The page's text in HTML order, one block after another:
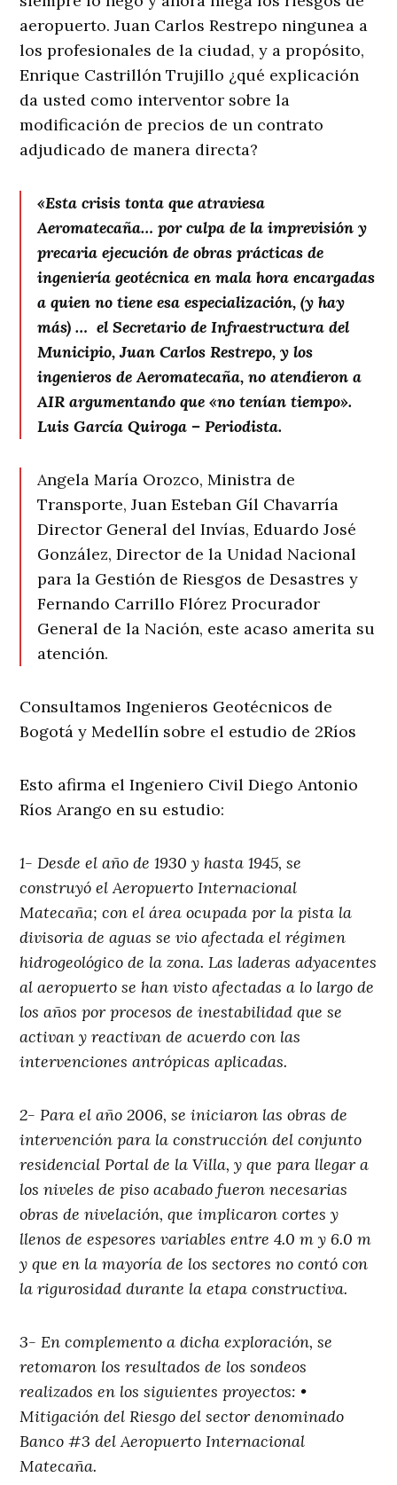
aeropuerto. Juan Carlos Restrepo ningunea a
los profesionales de la ciudad, y a propósito,
Enrique Castrillón Trujillo ¿qué explicación
da usted como interventor sobre la
modificación de precios de un contrato
adjudicado de manera directa?
«Esta crisis tonta que atraviesa
Aeromatecaña… por culpa de la imprevisión y
precaria ejecución de obras prácticas de
ingeniería geotécnica en mala hora encargadas
a quien no tiene esa especialización, (y hay
más) … el Secretario de Infraestructura del
Municipio, Juan Carlos Restrepo, y los
ingenieros de Aeromatecaña, no atendieron a
AIR argumentando que «no tenían tiempo».
Luis García Quiroga – Periodista.
Angela María Orozco, Ministra de
Transporte, Juan Esteban Gíl Chavarría
Director General del Invías, Eduardo José
González, Director de la Unidad Nacional
para la Gestión de Riesgos de Desastres y
Fernando Carrillo Flórez Procurador
General de la Nación, este acaso amerita su
atención.
Consultamos Ingenieros Geotécnicos de
Bogotá y Medellín sobre el estudio de 2Ríos
Esto afirma el Ingeniero Civil Diego Antonio
Ríos Arango en su estudio:
1- Desde el año de 1930 y hasta 1945, se
construyó el Aeropuerto Internacional
Matecaña; con el área ocupada por la pista la
divisoria de aguas se vio afectada el régimen
hidrogeológico de la zona. Las laderas adyacentes
al aeropuerto se han visto afectadas a lo largo de
los años por procesos de inestabilidad que se
activan y reactivan de acuerdo con las
intervenciones antrópicas aplicadas.
2- Para el año 2006, se iniciaron las obras de
intervención para la construcción del conjunto
residencial Portal de la Villa, y que para llegar a
los niveles de piso acabado fueron necesarias
obras de nivelación, que implicaron cortes y
llenos de espesores variables entre 4.0 m y 6.0 m
y que en la mayoría de los sectores no contó con
la rigurosidad durante la etapa constructiva.
3- En complemento a dicha exploración, se
retomaron los resultados de los sondeos
realizados en los siguientes proyectos: •
Mitigación del Riesgo del sector denominado
Banco #3 del Aeropuerto Internacional
Matecaña.